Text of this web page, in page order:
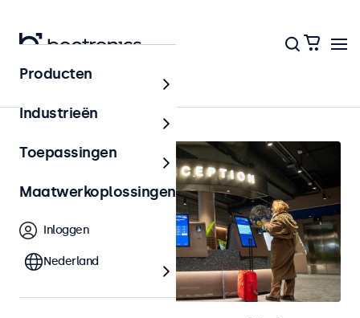
Home
Producten
Industrieën
Toepassingen
Maatwerkoplossingen
Inloggen
Nederland